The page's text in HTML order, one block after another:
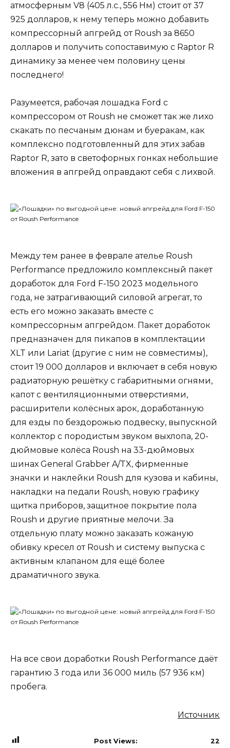
атмосферным V8 (405 л.с., 556 Нм) стоит от 37
925 долларов, к нему теперь можно добавить
компрессорный апгрейд от Roush за 8650
долларов и получить сопоставимую с Raptor R
динамику за менее чем половину цены
последнего!
Разумеется, рабочая лошадка Ford с
компрессором от Roush не сможет так же лихо
скакать по песчаным дюнам и буеракам, как
комплексно подготовленный для этих забав
Raptor R, зато в светофорных гонках небольшие
вложения в апгрейд оправдают себя с лихвой.
Между тем ранее в феврале ателье Roush
Performance предложило комплексный пакет
доработок для Ford F-150 2023 модельного
года, не затрагивающий силовой агрегат, то
есть его можно заказать вместе с
компрессорным апгрейдом. Пакет доработок
предназначен для пикапов в комплектации
XLT или Lariat (другие с ним не совместимы),
стоит 19 000 долларов и включает в себя новую
радиаторную решётку с габаритными огнями,
капот с вентиляционными отверстиями,
расширители колёсных арок, доработанную
для езды по бездорожью подвеску, выпускной
коллектор с породистым звуком выхлопа, 20-
дюймовые колёса Roush на 33-дюймовых
шинах General Grabber A/TX, фирменные
значки и наклейки Roush для кузова и кабины,
накладки на педали Roush, новую графику
щитка приборов, защитное покрытие пола
Roush и другие приятные мелочи. За
отдельную плату можно заказать кожаную
обивку кресел от Roush и систему выпуска с
активным клапаном для ещё более
драматичного звука.
На все свои доработки Roush Performance даёт
гарантию 3 года или 36 000 миль (57 936 км)
пробега.
Источник
Post Views: 22